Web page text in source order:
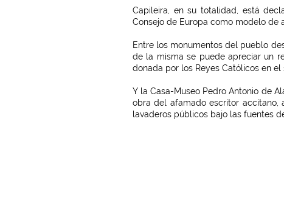
Capileira, en su totalidad, está
Consejo de Europa como modelo de
Entre los monumentos del pueblo
de la misma se puede apreciar un
donada por los Reyes Católicos en el
Y la Casa-Museo Pedro Antonio de
obra del afamado escritor accitano,
lavaderos públicos bajo las fuentes